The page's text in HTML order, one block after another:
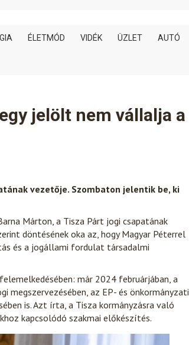
ÉLETMÓD VIDÉK ÜZLET AUTÓ
jelölt nem vállalja a
vezetője. Szombaton jelentik be, ki
Márton, a Tisza Párt jogi csapatának
döntésének oka az, hogy Magyar Péterrel
és a jogállami fordulat társadalmi
már 2024 februárjában, a
az EP- és önkormányzati
is. Azt írta, a Tisza kormányzásra való
kapcsolódó szakmai előkészítés.